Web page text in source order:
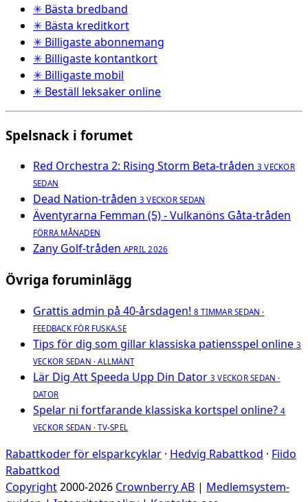
✳ Bästa bredband
✳ Bästa kreditkort
✳ Billigaste abonnemang
✳ Billigaste kontantkort
✳ Billigaste mobil
✳ Beställ leksaker online
Spelsnack i forumet
Red Orchestra 2: Rising Storm Beta-tråden 3 VECKOR
SEDAN
Dead Nation-tråden 3 VECKOR SEDAN
Äventyrarna Femman (5) - Vulkanöns Gåta-tråden
FÖRRA MÅNADEN
Zany Golf-tråden APRIL 2026
Övriga foruminlägg
Grattis admin på 40-årsdagen! 8 TIMMAR SEDAN ·
FEEDBACK FÖR FUSKA.SE
Tips för dig som gillar klassiska patiensspel online 3
VECKOR SEDAN · ALLMÄNT
Lär Dig Att Speeda Upp Din Dator 3 VECKOR SEDAN ·
DATOR
Spelar ni fortfarande klassiska kortspel online? 4
VECKOR SEDAN · TV-SPEL
Rabattkoder för elsparkcyklar · Hedvig Rabattkod · Fiido
Rabattkod
Copyright2000-2026 Crownberry AB | Medlemsystem-